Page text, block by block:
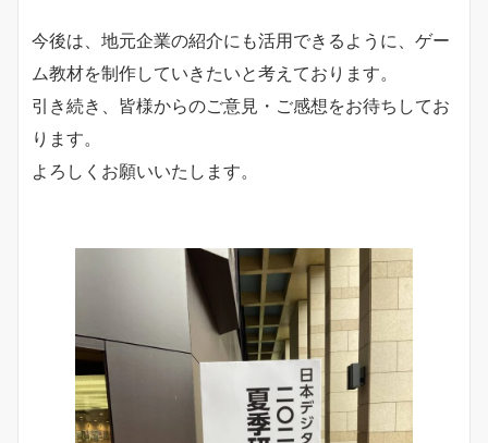
今後は、地元企業の紹介にも活用できるように、ゲー
ム教材を制作していきたいと考えております。
引き続き、皆様からのご意見・ご感想をお待ちしてお
ります。
よろしくお願いいたします。